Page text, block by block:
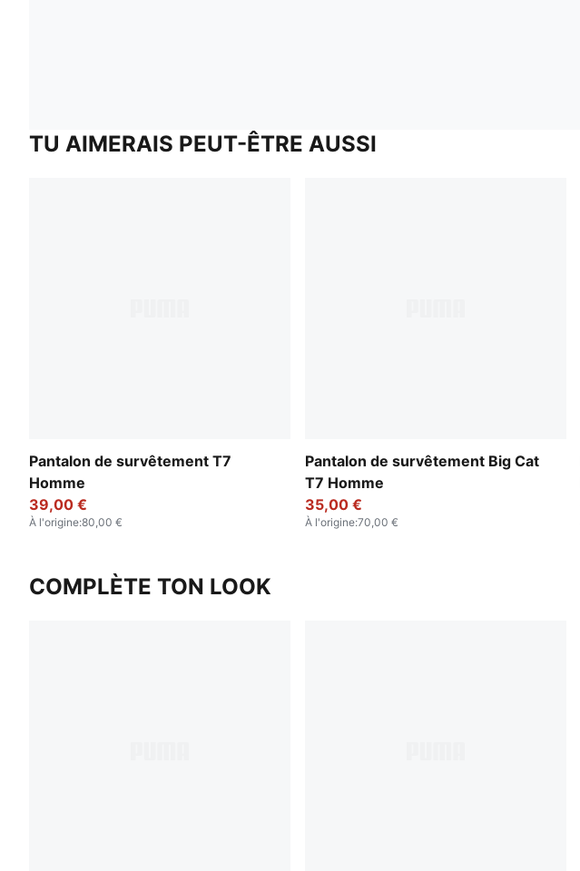
TU AIMERAIS PEUT-ÊTRE AUSSI
Pantalon de survêtement T7
Homme
39,00 €
À l'origine:80,00 €
Pantalon de survêtement Big Cat
T7 Homme
35,00 €
À l'origine:70,00 €
COMPLÈTE TON LOOK